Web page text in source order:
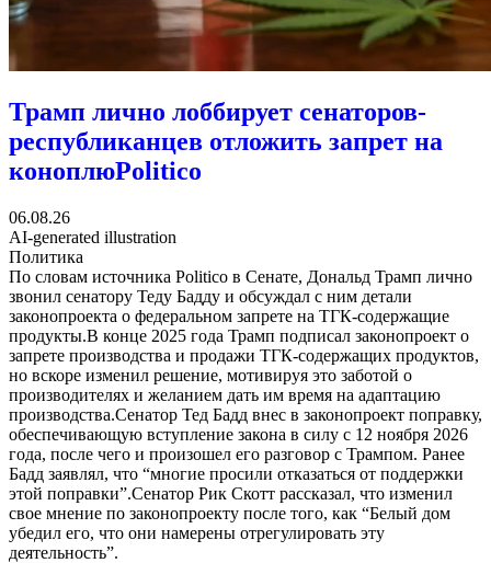
Трамп лично лоббирует сенаторов-
республиканцев отложить запрет на
коноплюPolitico
06.08.26
AI-generated illustration
Политика
По словам источника Politico в Сенате, Дональд Трамп лично
звонил сенатору Теду Бадду и обсуждал с ним детали
законопроекта о федеральном запрете на ТГК-содержащие
продукты.В конце 2025 года Трамп подписал законопроект о
запрете производства и продажи ТГК-содержащих продуктов,
но вскоре изменил решение, мотивируя это заботой о
производителях и желанием дать им время на адаптацию
производства.Сенатор Тед Бадд внес в законопроект поправку,
обеспечивающую вступление закона в силу с 12 ноября 2026
года, после чего и произошел его разговор с Трампом. Ранее
Бадд заявлял, что “многие просили отказаться от поддержки
этой поправки”.Сенатор Рик Скотт рассказал, что изменил
свое мнение по законопроекту после того, как “Белый дом
убедил его, что они намерены отрегулировать эту
деятельность”.